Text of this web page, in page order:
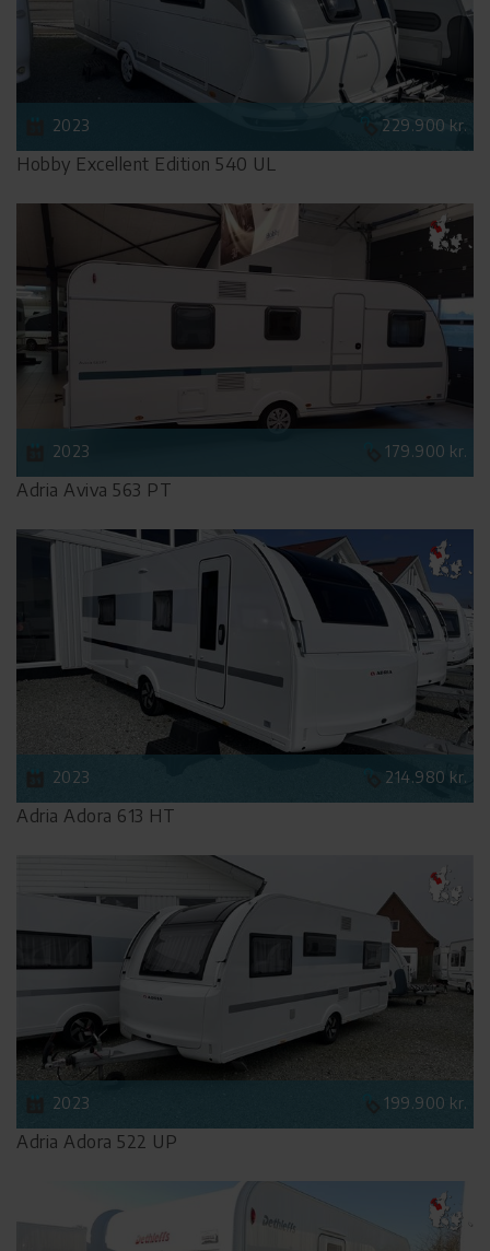
2023 229.900 kr.
Hobby Excellent Edition 540 UL
2023 179.900 kr.
Adria Aviva 563 PT
2023 214.980 kr.
Adria Adora 613 HT
2023 199.900 kr.
Adria Adora 522 UP